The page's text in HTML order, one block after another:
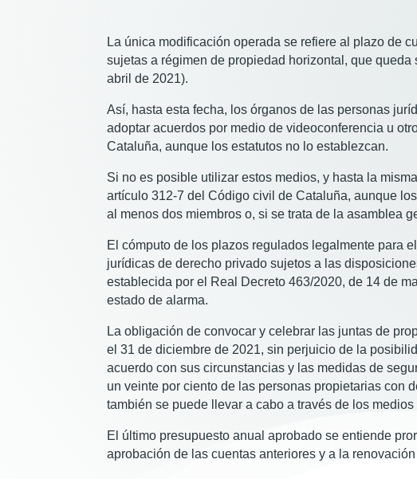
La única modificación operada se refiere al plazo de
sujetas a régimen de propiedad horizontal, que
abril de 2021).
Así, hasta esta fecha, los órganos de las personas
adoptar acuerdos por medio de videoconferencia u
Cataluña, aunque los estatutos no lo establezcan.
Si no es posible utilizar estos medios, y hasta la
artículo 312-7 del Código civil de Cataluña, aunque
al menos dos miembros o, si se trata de la asamblea
El cómputo de los plazos regulados legalmente para
jurídicas de derecho privado sujetos a las
establecida por el Real Decreto 463/2020, de 14 de
estado de alarma.
La obligación de convocar y celebrar las juntas de
el 31 de diciembre de 2021, sin perjuicio de la
acuerdo con sus circunstancias y las medidas de
un veinte por ciento de las personas propietarias con
también se puede llevar a cabo a través de los
El último presupuesto anual aprobado se entiende
aprobación de las cuentas anteriores y a la